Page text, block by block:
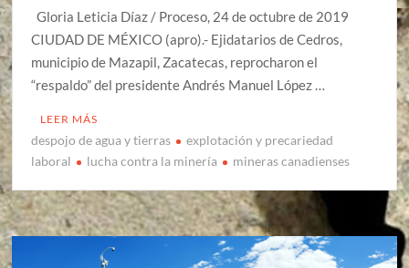
Gloria Leticia Díaz / Proceso, 24 de octubre de 2019
CIUDAD DE MÉXICO (apro).- Ejidatarios de Cedros,
municipio de Mazapil, Zacatecas, reprocharon el
“respaldo” del presidente Andrés Manuel López …
LEER MÁS
despojo de agua y tierras
explotación y precariedad
laboral
lucha contra la minería mineras canadienses